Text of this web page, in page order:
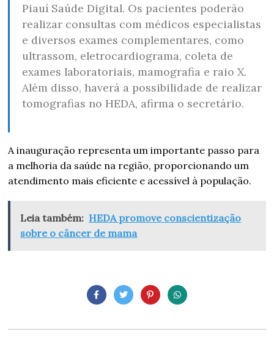
Piauí Saúde Digital. Os pacientes poderão
realizar consultas com médicos especialistas
e diversos exames complementares, como
ultrassom, eletrocardiograma, coleta de
exames laboratoriais, mamografia e raio X.
Além disso, haverá a possibilidade de realizar
tomografias no HEDA, afirma o secretário.
A inauguração representa um importante passo para
a melhoria da saúde na região, proporcionando um
atendimento mais eficiente e acessível à população.
Leia também: HEDA promove conscientização
sobre o câncer de mama